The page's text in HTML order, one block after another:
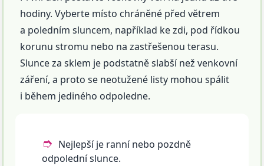
hodiny. Vyberte místo chráněné před větrem
a poledním sluncem, například ke zdi, pod řídkou
korunu stromu nebo na zastřešenou terasu.
Slunce za sklem je podstatně slabší než venkovní
záření, a proto se neotužené listy mohou spálit
i během jediného odpoledne.
Nejlepší je ranní nebo pozdně
odpolední slunce.